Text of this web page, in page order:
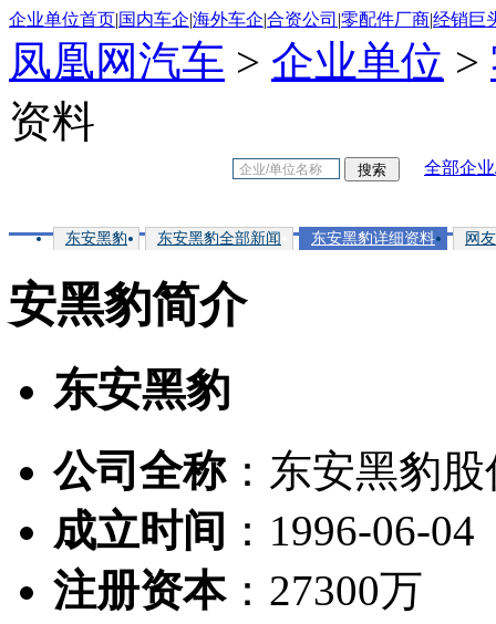
企业单位首页|国内车企|海外车企|合资公司 |零配件厂商|经销巨
凤凰网汽车 > 企业单位 >
资料
全部企
东安黑豹 东安黑豹全部新闻 东安黑豹详细资料 网
安黑豹简介
东安黑豹
公司全称：东安黑豹
成立时间 ：1996-06-04
注册资本：27300万